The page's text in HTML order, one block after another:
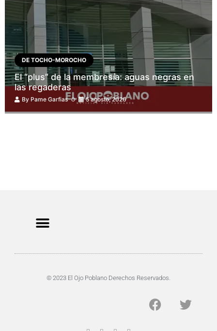
DE TOCHO-MOROCHO
El “plus” de la membresía: aguas negras en
las regaderas
By Pame Garfias 5 agosto, 2026
© 2023 El Ojo Poblano Derechos Reservados.